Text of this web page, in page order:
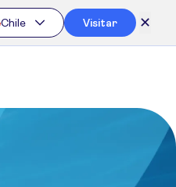
Chile Visitar ✕